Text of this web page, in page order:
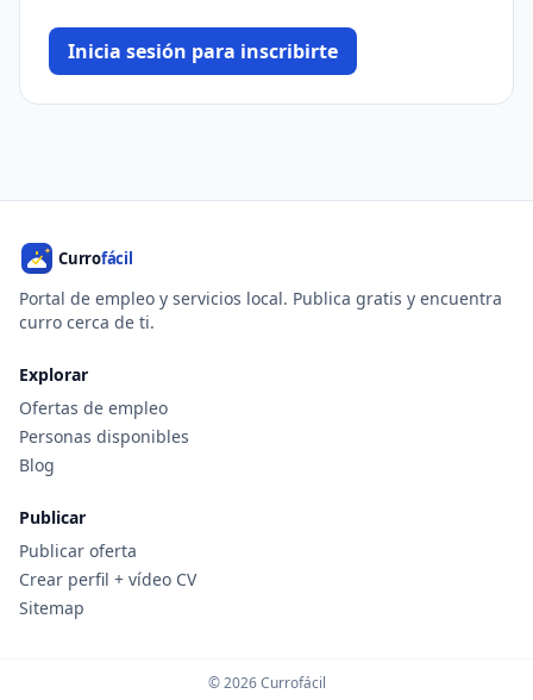
Inicia sesión para inscribirte
Portal de empleo y servicios local. Publica gratis y encuentra
curro cerca de ti.
Explorar
Ofertas de empleo
Personas disponibles
Blog
Publicar
Publicar oferta
Crear perfil + vídeo CV
Sitemap
© 2026 Currofácil